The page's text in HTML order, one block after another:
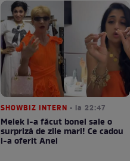
SHOWBIZ INTERN • la 22:47
Melek i-a făcut bonei sale o
surpriză de zile mari! Ce cadou
i-a oferit Anei